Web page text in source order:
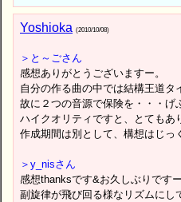
Yoshioka (2010/10/08)
＞と～ごさん
感想ありがとうございますー。
自分の作る曲の中では結構王道タ
故に２つの音源で保険を・・・げ
ハイクオリティですと、とてもあ
作成期間は別として、構想はじっ
＞y_nisさん
感想thanksです&お久しぶりですー
副旋律が飛び回る様なリズムにし